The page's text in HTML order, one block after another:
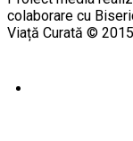
colaborare cu
Viață Curată ©